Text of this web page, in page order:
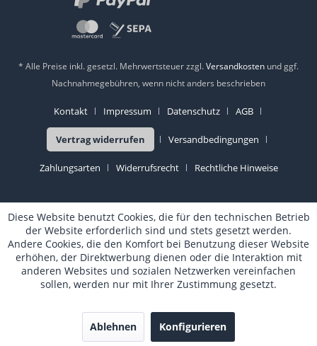
* Alle Preise inkl. gesetzl. Mehrwertsteuer zzgl.Versandkosten und ggf.
Nachnahmegebühren, wenn nicht anders beschrieben
Kontakt Impressum Datenschutz AGB
Vertrag widerrufen Versandbedingungen
Zahlungsarten Widerrufsrecht Rechtliche Hinweise
Diese Website benutzt Cookies, die für den technischen Betrieb
der Website erforderlich sind und stets gesetzt werden.
Andere Cookies, die den Komfort bei Benutzung dieser Website
erhöhen, der Direktwerbung dienen oder die Interaktion mit
anderen Websites und sozialen Netzwerken vereinfachen
sollen, werden nur mit Ihrer Zustimmung gesetzt.
Ablehnen Konfigurieren